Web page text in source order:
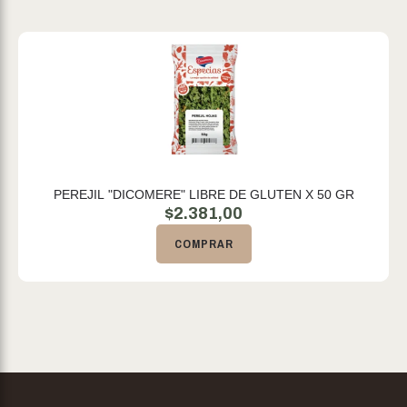
PEREJIL "DICOMERE" LIBRE DE GLUTEN X 50 GR
$2.381,00
COMPRAR